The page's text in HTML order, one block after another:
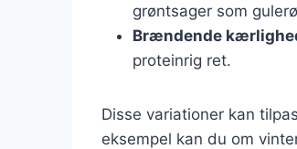
grøntsager som
Brændende
proteinrig ret.
Disse variationer kan
eksempel kan du om